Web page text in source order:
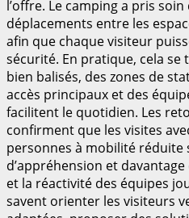
l’offre. Le camping a pris
déplacements entre les
afin que chaque visiteur
sécurité. En pratique, cela
bien balisés, des zones de
accès principaux et des
facilitent le quotidien. Les
confirment que les visites
personnes à mobilité réduite
d’appréhension et
et la réactivité des équipes
savent orienter les visiteurs